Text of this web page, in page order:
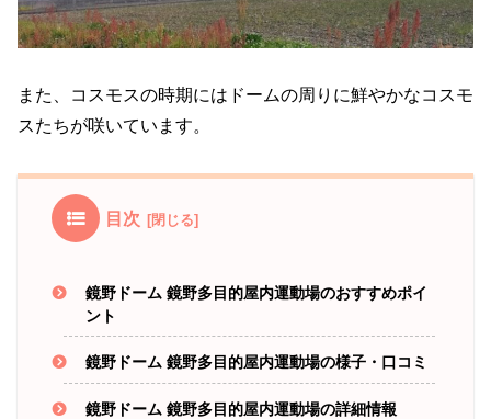
また、コスモスの時期にはドームの周りに鮮やかなコスモ
スたちが咲いています。
目次
鏡野ドーム 鏡野多目的屋内運動場のおすすめポイ
ント
鏡野ドーム 鏡野多目的屋内運動場の様子・口コミ
鏡野ドーム 鏡野多目的屋内運動場の詳細情報